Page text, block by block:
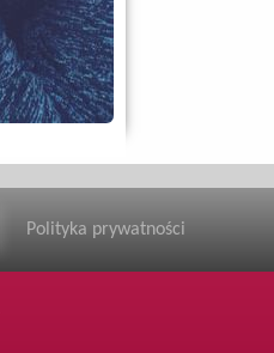
Polityka prywatności